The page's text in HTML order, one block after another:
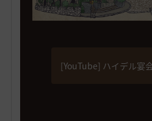
[YouTube] ハイデル宴